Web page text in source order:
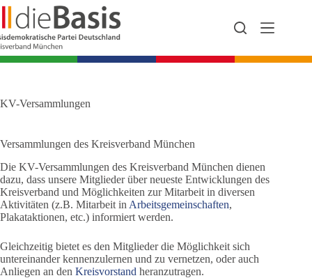
Zum
Inhalt
springen
KV-Versammlungen
Versammlungen des Kreisverband München
Die KV-Versammlungen des Kreisverband München dienen
dazu, dass unsere Mitglieder über neueste Entwicklungen des
Kreisverband und Möglichkeiten zur Mitarbeit in diversen
Aktivitäten (z.B. Mitarbeit in Arbeitsgemeinschaften,
Plakataktionen, etc.) informiert werden.
Gleichzeitig bietet es den Mitglieder die Möglichkeit sich
untereinander kennenzulernen und zu vernetzen, oder auch
Anliegen an den Kreisvorstand heranzutragen.